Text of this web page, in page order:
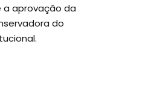
a aprovação da
do